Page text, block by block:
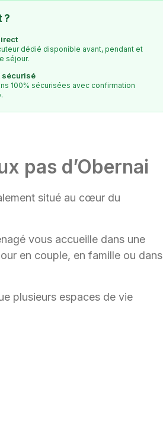
?
dédié disponible avant, pendant et
séjour.
sécurisé
100% sécurisées avec confirmation
pas d’Obernai
situé au cœur du
vous accueille dans une
en couple, en famille ou dans
plusieurs espaces de vie